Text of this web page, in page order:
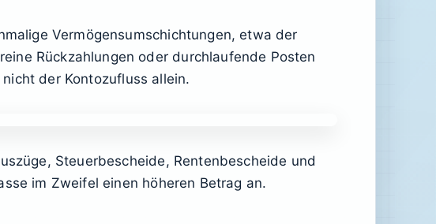
Vermögensumschichtungen, etwa der
Rückzahlungen oder durchlaufende Posten
der Kontozufluss allein.
Steuerbescheide, Rentenbescheide und
im Zweifel einen höheren Betrag an.